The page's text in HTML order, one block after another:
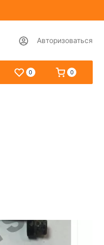
Авторизоваться
0 0